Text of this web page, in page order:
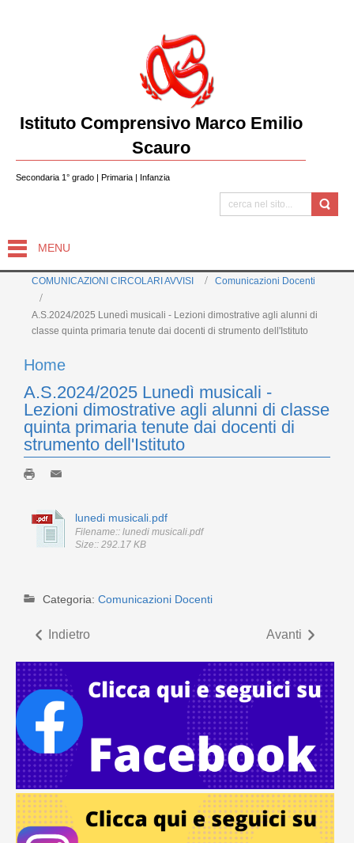
Istituto Comprensivo Marco Emilio
Scauro
Secondaria 1° grado | Primaria | Infanzia
MENU
COMUNICAZIONI CIRCOLARI AVVISI Comunicazioni Docenti
A.S.2024/2025 Lunedì musicali - Lezioni dimostrative agli alunni di
classe quinta primaria tenute dai docenti di strumento dell'Istituto
Home
A.S.2024/2025 Lunedì musicali -
Lezioni dimostrative agli alunni di classe
quinta primaria tenute dai docenti di
strumento dell'Istituto
lunedi musicali.pdf
Filename:: lunedi musicali.pdf
Size:: 292.17 KB
Categoria: Comunicazioni Docenti
Indietro Avanti